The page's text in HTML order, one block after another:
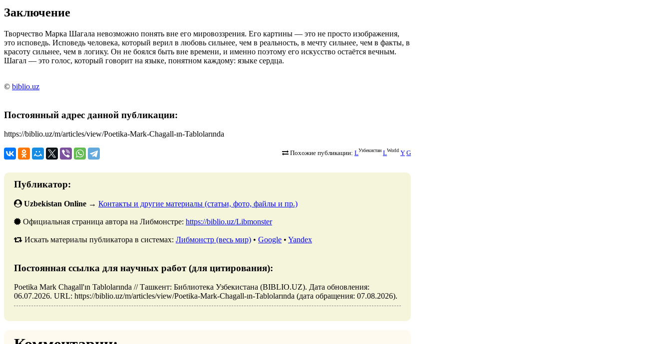
Заключение
Творчество Марка Шагала невозможно понять вне его мировоззрения. Его картины — это не просто изображения,
это исповедь. Исповедь человека, который верил в любовь сильнее, чем в реальность, в мечту сильнее, чем в факты, в
красоту сильнее, чем в логику. Он не боялся быть вне времени, и именно поэтому его искусство остаётся вечным.
Шагал — это голос, который говорит на языке, понятном каждому: языке сердца.
© biblio.uz
Постоянный адрес данной публикации:
https://biblio.uz/m/articles/view/Poetika-Mark-Chagall-ın-Tablolarında
Похожие публикации: LУзбекистан LWorld Y G
Публикатор:
Uzbekistan Online → Контакты и другие материалы (статьи, фото, файлы и пр.)
Официальная страница автора на Либмонстре: https://biblio.uz/Libmonster
Искать материалы публикатора в системах: Либмонстр (весь мир) • Google • Yandex
Постоянная ссылка для научных работ (для цитирования):
Poetika Mark Chagall'ın Tablolarında // Ташкент: Библиотека Узбекистана (BIBLIO.UZ). Дата обновления:
06.07.2026. URL: https://biblio.uz/m/articles/view/Poetika-Mark-Chagall-ın-Tablolarında (дата обращения: 07.08.2026).